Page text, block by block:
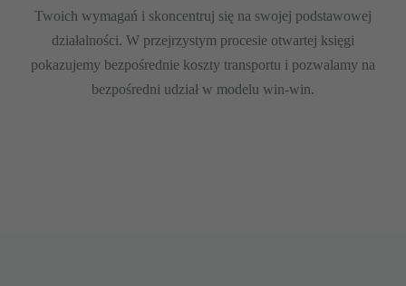
Twoich wymagań i skoncentruj się na swojej podstawowej
działalności. W przejrzystym procesie otwartej księgi
pokazujemy bezpośrednie koszty transportu i pozwalamy na
bezpośredni udział w modelu win-win.